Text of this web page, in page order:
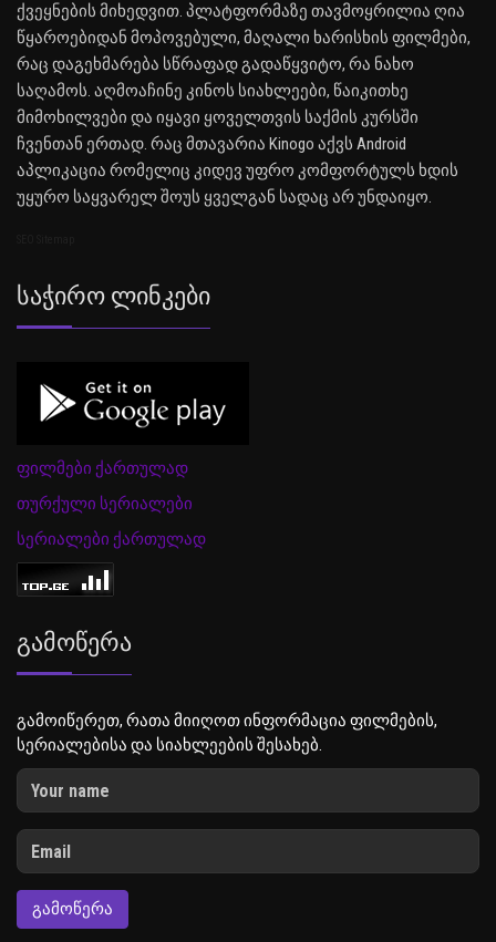
ქვეყნების მიხედვით. პლატფორმაზე თავმოყრილია ღია
წყაროებიდან მოპოვებული, მაღალი ხარისხის ფილმები,
რაც დაგეხმარება სწრაფად გადაწყვიტო, რა ნახო
საღამოს. აღმოაჩინე კინოს სიახლეები, წაიკითხე
მიმოხილვები და იყავი ყოველთვის საქმის კურსში
ჩვენთან ერთად. რაც მთავარია Kinogo აქვს Android
აპლიკაცია რომელიც კიდევ უფრო კომფორტულს ხდის
უყურო საყვარელ შოუს ყველგან სადაც არ უნდაიყო.
Საჭირო Ლინკები
ფილმები ქართულად
თურქული სერიალები
სერიალები ქართულად
Გამოწერა
გამოიწერეთ, რათა მიიღოთ ინფორმაცია ფილმების,
სერიალებისა და სიახლეების შესახებ.
ᲒᲐᲛᲝᲬᲔᲠᲐ